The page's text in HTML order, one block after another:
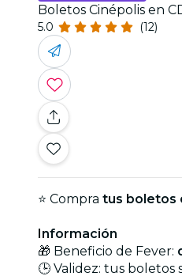
Boletos Cinépolis en
5.0 (12)
⭐️ Compra tus boletos
Información
🎁 Beneficio de Fever:
🕒 Validez: tus